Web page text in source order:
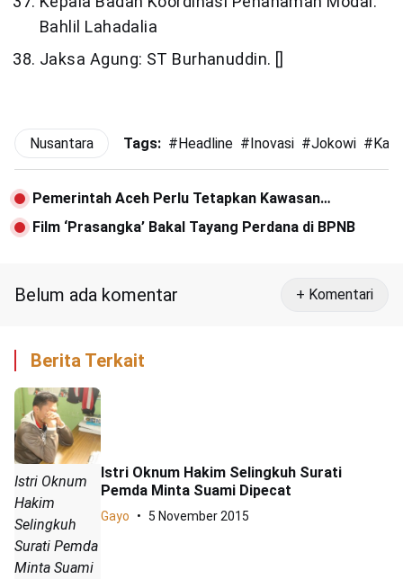
Bahlil Lahadalia
Jaksa Agung: ST Burhanuddin. []
Nusantara Tags: #Headline #Inovasi #Jokowi #
Pemerintah Aceh Perlu Tetapkan Kawasan
Konservasi Pesisir
Film ‘Prasangka’ Bakal Tayang Perdana di BPNB
Belum ada komentar + Komentari
Berita Terkait
Istri Oknum
Hakim
Selingkuh
Surati Pemda
Minta Suami
Istri Oknum Hakim Selingkuh Surati
Pemda Minta Suami Dipecat
Gayo 5 November 2015